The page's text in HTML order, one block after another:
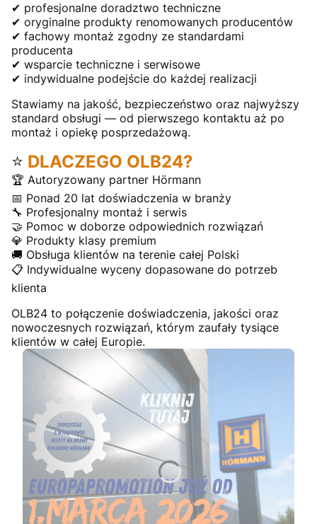
✔ profesjonalne doradztwo techniczne
✔ oryginalne produkty renomowanych producentów
✔ fachowy montaż zgodny ze standardami
producenta
✔ wsparcie techniczne i serwisowe
✔ indywidualne podejście do każdej realizacji
Stawiamy na jakość, bezpieczeństwo oraz najwyższy
standard obsługi — od pierwszego kontaktu aż po
montaż i opiekę posprzedażową.
⭐ DLACZEGO OLB24?
🏆 Autoryzowany partner Hörmann
📅 Ponad 20 lat doświadczenia w branży
🔧 Profesjonalny montaż i serwis
🤝 Pomoc w doborze odpowiednich rozwiązań
💎 Produkty klasy premium
🚚 Obsługa klientów na terenie całej Polski
📋 Indywidualne wyceny dopasowane do potrzeb
klienta
OLB24 to połączenie doświadczenia, jakości oraz
nowoczesnych rozwiązań, którym zaufały tysiące
klientów w całej Europie.